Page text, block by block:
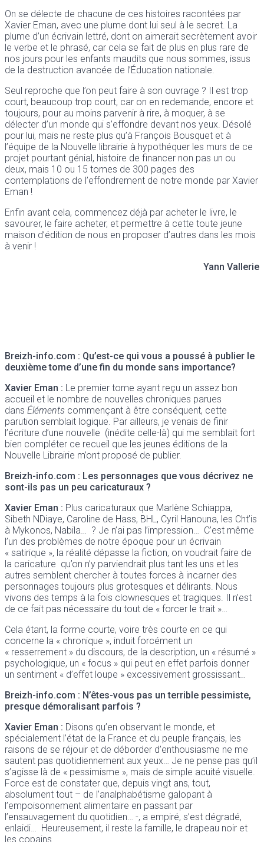
On se délecte de chacune de ces histoires racontées par
Xavier Eman, avec une plume dont lui seul à le secret. La
plume d’un écrivain lettré, dont on aimerait secrètement avoir
le verbe et le phrasé, car cela se fait de plus en plus rare de
nos jours pour les enfants maudits que nous sommes, issus
de la destruction avancée de l’Éducation nationale.
Seul reproche que l’on peut faire à son ouvrage ? Il est trop
court, beaucoup trop court, car on en redemande, encore et
toujours, pour au moins parvenir à rire, à moquer, à se
délecter d’un monde qui s’effondre devant nos yeux. Désolé
pour lui, mais ne reste plus qu’à François Bousquet et à
l’équipe de la Nouvelle librairie à hypothéquer les murs de ce
projet pourtant génial, histoire de financer non pas un ou
deux, mais 10 ou 15 tomes de 300 pages des
contemplations de l’effondrement de notre monde par Xavier
Eman !
Enfin avant cela, commencez déjà par acheter le livre, le
savourer, le faire acheter, et permettre à cette toute jeune
maison d’édition de nous en proposer d’autres dans les mois
à venir !
Yann Vallerie
Breizh-info.com : Qu’est-ce qui vous a poussé à publier le
deuxième tome d’une fin du monde sans importance?
Xavier Eman : Le premier tome ayant reçu un assez bon
accueil et le nombre de nouvelles chroniques parues
dans Éléments commençant à être conséquent, cette
parution semblait logique. Par ailleurs, je venais de finir
l’écriture d’une nouvelle (inédite celle-là) qui me semblait fort
bien compléter ce recueil que les jeunes éditions de la
Nouvelle Librairie m’ont proposé de publier.
Breizh-info.com : Les personnages que vous décrivez ne
sont-ils pas un peu caricaturaux ?
Xavier Eman : Plus caricaturaux que Marlène Schiappa,
Sibeth NDiaye, Caroline de Hass, BHL, Cyril Hanouna, les Cht’is
à Mykonos, Nabila… ? Je n’ai pas l’impression… C’est même
l’un des problèmes de notre époque pour un écrivain
« satirique », la réalité dépasse la fiction, on voudrait faire de
la caricature qu’on n’y parviendrait plus tant les uns et les
autres semblent chercher à toutes forces à incarner des
personnages toujours plus grotesques et délirants. Nous
vivons des temps à la fois clownesques et tragiques. Il n’est
de ce fait pas nécessaire du tout de « forcer le trait »…
Cela étant, la forme courte, voire très courte en ce qui
concerne la « chronique », induit forcément un
« resserrement » du discours, de la description, un « résumé »
psychologique, un « focus » qui peut en effet parfois donner
un sentiment « d’effet loupe » excessivement grossissant…
Breizh-info.com : N’êtes-vous pas un terrible pessimiste,
presque démoralisant parfois ?
Xavier Eman : Disons qu’en observant le monde, et
spécialement l’état de la France et du peuple français, les
raisons de se réjouir et de déborder d’enthousiasme ne me
sautent pas quotidiennement aux yeux… Je ne pense pas qu’il
s’agisse là de « pessimisme », mais de simple acuité visuelle.
Force est de constater que, depuis vingt ans, tout,
absolument tout – de l’analphabétisme galopant à
l’empoisonnement alimentaire en passant par
l’ensauvagement du quotidien… -, a empiré, s’est dégradé,
enlaidi… Heureusement, il reste la famille, le drapeau noir et
les copains…